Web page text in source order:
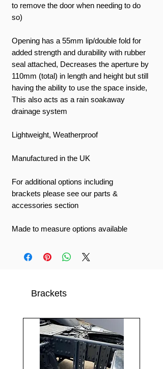
to remove the door when needing to do
so)
Opening has a 55mm lip/double fold for
added strength and durability with rubber
seal attached, Decreases the aperture by
110mm (total) in length and height but still
having the ability to use the space inside,
This also acts as a rain soakaway
drainage system
Lightweight, Weatherproof
Manufactured in the UK
For additional options including
brackets please see our parts &
accessories section
Made to measure options available
Brackets